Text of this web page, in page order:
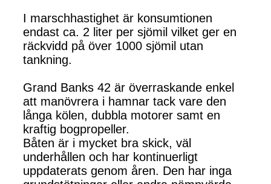
I marschhastighet är konsumtionen
endast ca. 2 liter per sjömil vilket ger en
räckvidd på över 1000 sjömil utan
tankning.
Grand Banks 42 är överraskande enkel
att manövrera i hamnar tack vare den
långa kölen, dubbla motorer samt en
kraftig bogpropeller.
Båten är i mycket bra skick, väl
underhållen och har kontinuerligt
uppdaterats genom åren. Den har inga